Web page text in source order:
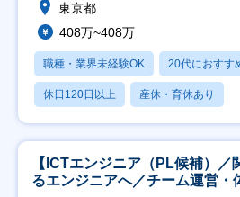
東京都
408万~408万
職種・業界未経験OK 20代におすす
休日120日以上 産休・育休あり
【ICTエンジニア（PL候補）
るエンジニアへ／チーム運営・